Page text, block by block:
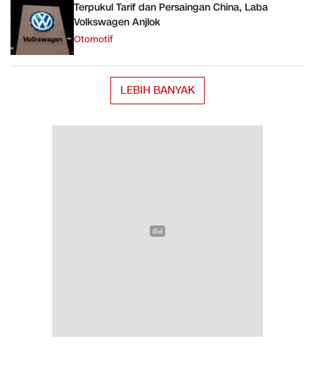
Terpukul Tarif dan Persaingan China, Laba
Volkswagen Anjlok
Otomotif
LEBIH BANYAK